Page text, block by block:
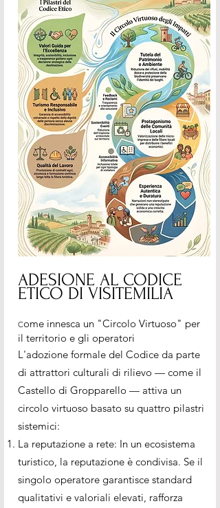
ADESIONE AL CODICE
ETICO DI VISITEMILIA
Come innesca un "Circolo Virtuoso" per
il territorio e gli operatori
L'adozione formale del Codice da parte
di attrattori culturali di rilievo — come il
Castello di Gropparello — attiva un
circolo virtuoso basato su quattro pilastri
sistemici:
La reputazione a rete: In un ecosistema
turistico, la reputazione è condivisa. Se il
singolo operatore garantisce standard
qualitativi e valoriali elevati, rafforza